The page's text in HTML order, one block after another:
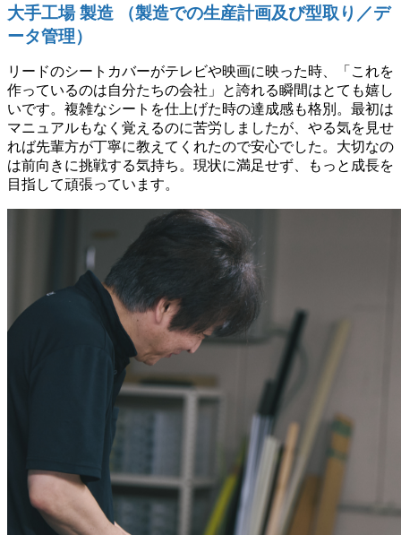
大手工場 製造 （製造での生産計画及び型取り／デ
ータ管理）
リードのシートカバーがテレビや映画に映った時、「これを
作っているのは自分たちの会社」と誇れる瞬間はとても嬉し
いです。複雑なシートを仕上げた時の達成感も格別。最初は
マニュアルもなく覚えるのに苦労しましたが、やる気を見せ
れば先輩方が丁寧に教えてくれたので安心でした。大切なの
は前向きに挑戦する気持ち。現状に満足せず、もっと成長を
目指して頑張っています。